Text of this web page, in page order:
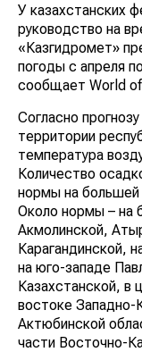
У казахстанских
руководство на
«Казгидромет»
погоды с апреля
сообщает World
Согласно
территории
температура
Количество
нормы на большей
Около нормы – на
Акмолинской,
Карагандинской,
на юго-западе
Казахстанской, в
востоке Западно-
Актюбинской
части Восточно-